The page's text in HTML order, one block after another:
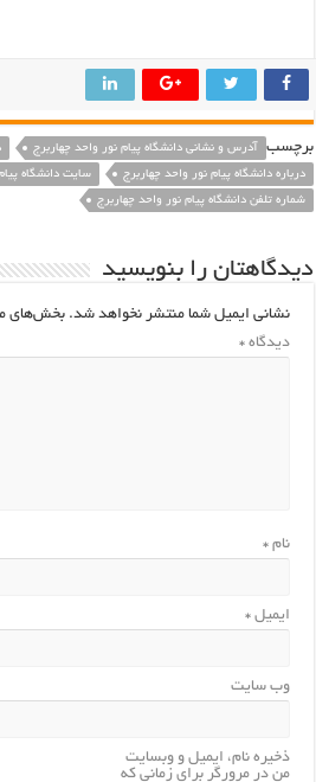
برچسب آدرس و نشانی دانشگاه پیام نور واحد چهاربرج
درباره دانشگاه پیام نور واحد چهاربرج
سایت دانشگاه
شماره تلفن دانشگاه پیام نور واحد چهاربرج
دیدگاهتان را بنویسید
نشانی ایمیل شما منتشر نخواهد شد. بخش‌های
دیدگاه *
نام *
ایمیل *
وب‌ سایت
ذخیره نام، ایمیل و وبسایت
من در مرورگر برای زمانی که